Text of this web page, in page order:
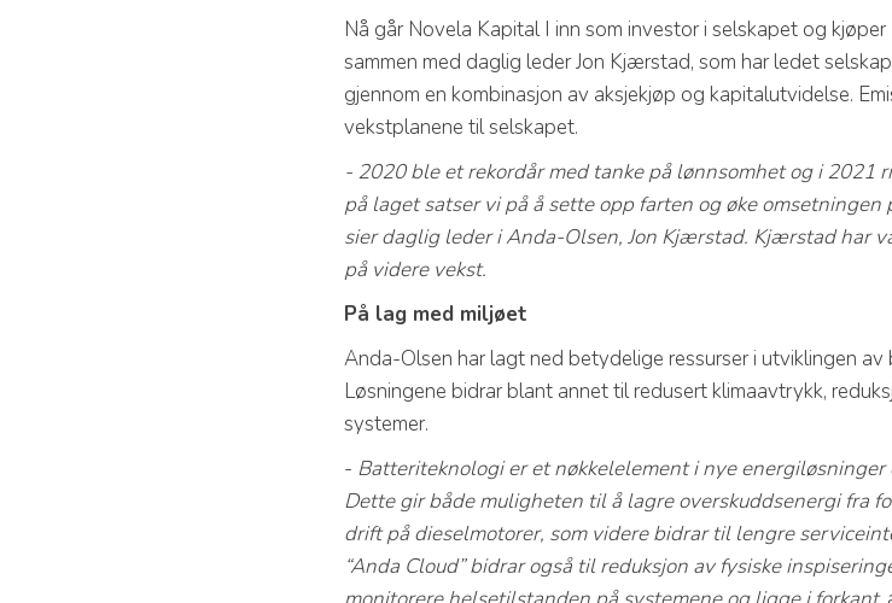
Nå går Novela Kapital I inn som investor i selskapet og
sammen med daglig leder Jon Kjærstad, som har ledet
gjennom en kombinasjon av aksjekjøp og kapitalutvidelse.
vekstplanene til selskapet.
- 2020 ble et rekordår med tanke på lønnsomhet og i 2021
på laget satser vi på å sette opp farten og øke
sier daglig leder i Anda-Olsen, Jon Kjærstad. Kjærstad har
på videre vekst.
På lag med miljøet
Anda-Olsen har lagt ned betydelige ressurser i utviklingen
Løsningene bidrar blant annet til redusert klimaavtrykk,
systemer.
- Batteriteknologi er et nøkkelelement i nye
Dette gir både muligheten til å lagre overskuddsenergi fra
drift på dieselmotorer, som videre bidrar til lengre
“Anda Cloud” bidrar også til reduksjon av fysiske